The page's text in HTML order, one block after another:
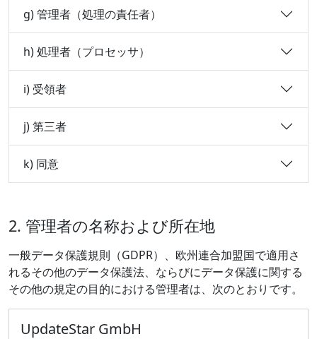
g) 管理者（処理の責任者）
h) 処理者（プロセッサ）
i) 受領者
j) 第三者
k) 同意
2. 管理者の名称および所在地
一般データ保護規則（GDPR）、欧州連合加盟国で適用さ
れるその他のデータ保護法、ならびにデータ保護に関する
その他の規定の目的における管理者は、次のとおりです。
UpdateStar GmbH